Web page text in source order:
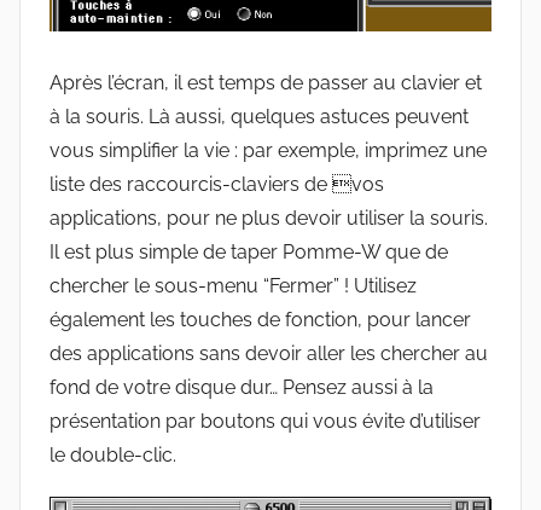
Après l’écran, il est temps de passer au clavier et
à la souris. Là aussi, quelques astuces peuvent
vous simplifier la vie : par exemple, imprimez une
liste des raccourcis-claviers de vos
applications, pour ne plus devoir utiliser la souris.
Il est plus simple de taper Pomme-W que de
chercher le sous-menu “Fermer” ! Utilisez
également les touches de fonction, pour lancer
des applications sans devoir aller les chercher au
fond de votre disque dur… Pensez aussi à la
présentation par boutons qui vous évite d’utiliser
le double-clic.